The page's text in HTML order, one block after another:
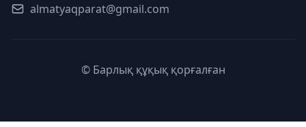
almatyaqparat@gmail.com
© Барлық құқық қорғалған